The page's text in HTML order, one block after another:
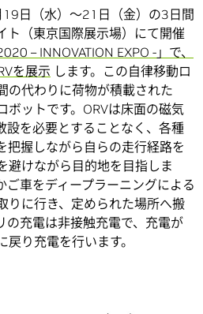
日（水）～21日（金）の3日間
ト（東京国際展示場）にて開催
– INNOVATION EXPO -」で、
を展示 します。この自律移動ロ
の代わりに荷物が積載された
ボットです。ORVは床面の磁気
設を必要とすることなく、各種
把握しながら自らの走行経路を
避けながら目的地を目指しま
ご車をディープラーニングによる
りに行き、定められた場所へ搬
の充電は非接触充電で、充電が
り充電を行います。